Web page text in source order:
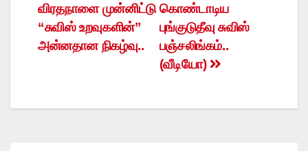
கொண்டாடிய
புங்குடுதீவு சுவிஸ்
பஞ்சலிங்கம்..
(வீடியோ)
விரதநாளை முன்னிட்டு
“சுவிஸ் உறவுகளின்”
அன்னதான நிகழ்வு..